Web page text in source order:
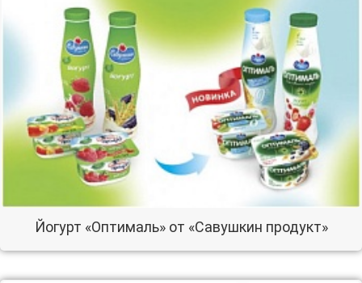
Йогурт «Оптималь» от «Савушкин продукт»